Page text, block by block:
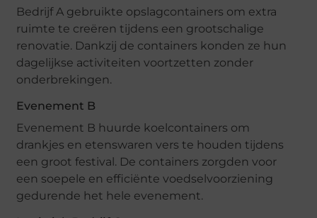
Bedrijf A gebruikte opslagcontainers om extra
ruimte te creëren tijdens een grootschalige
renovatie. Dankzij de containers konden ze hun
dagelijkse activiteiten voortzetten zonder
onderbrekingen.
Evenement B
Evenement B huurde koelcontainers om
drankjes en etenswaren vers te houden tijdens
een groot festival. De containers zorgden voor
een soepele en efficiënte voedselvoorziening
gedurende het hele evenement.